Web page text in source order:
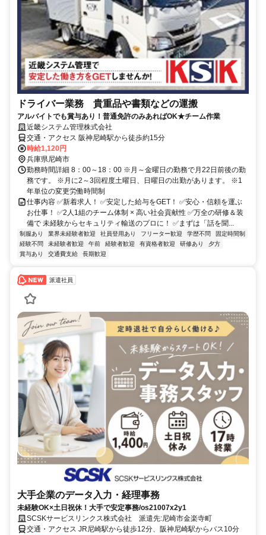
ドライバー業務 貴重品や書類などの運搬
アルバイトでも賞与あり！普通免許のみあればOK★チーム作業
近畿システム管理株式会社
交通・アクセス 阪神尼崎駅から徒歩約15分
時給1,120円
兵庫県尼崎市
勤務時間詳細 8：00～18：00 ※月～金曜日の勤務で月22日前後の勤
務です。 ※月に2～3回程度土曜日、日曜日の出勤があります。 ※1
年単位の変更労働時間制
仕事内容 ✅新着求人！ ✅安定した給与をGET！ ✅安心・信頼を運ぶ
お仕事！ ✅2人1組のチーム体制 × 高い社会貢献性 ✅万全の研修＆装
備で 未経験からセキュリティ輸送のプロに！ ✅まずは「話を聞...
制服あり 業界未経験者歓迎 社員登用あり フリーター歓迎 学歴不問
固定時間制
経験不問
未経験者歓迎 午前 経験者歓迎 有資格者歓迎 研修あり
夕方
賞与あり
交通費支給 長期歓迎
派遣社員
大手企業のデータ入力・経理事務
未経験OK×土日祝休！大手で安定事務/os21007x2y1
SCSKサービスリンクス株式会社 派遣先:尼崎市金楽寺町
交通・アクセス JR尼崎駅から徒歩12分、阪神尼崎駅からバス10分